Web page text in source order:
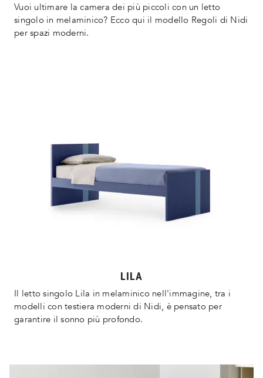
Vuoi ultimare la camera dei più piccoli con un letto
singolo in melaminico? Ecco qui il modello Regoli di Nidi
per spazi moderni.
LILA
Il letto singolo Lila in melaminico nell'immagine, tra i
modelli con testiera moderni di Nidi, è pensato per
garantire il sonno più profondo.